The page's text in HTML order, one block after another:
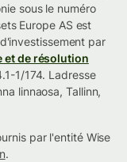
sous le numéro
Europe AS est
par
et de résolution
1/174. Ladresse
linnaosa, Tallinn,
par l'entité Wise
.